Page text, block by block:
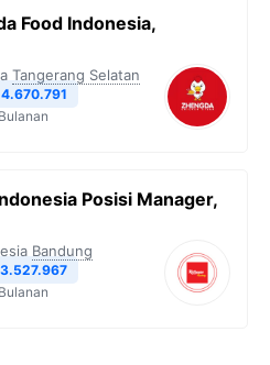
Food Indonesia,
Tangerang Selatan
Bulanan
Posisi Manager,
Bandung
Bulanan